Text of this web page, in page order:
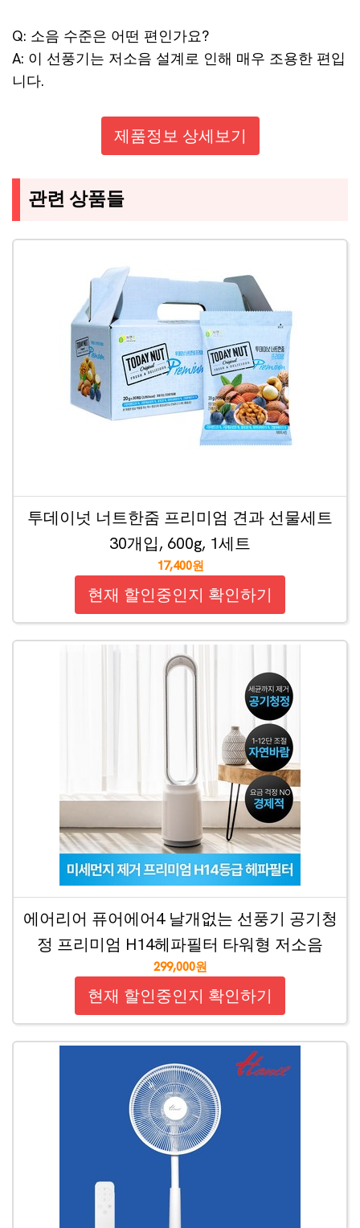
Q: 소음 수준은 어떤 편인가요?
A: 이 선풍기는 저소음 설계로 인해 매우 조용한 편입
니다.
제품정보 상세보기
관련 상품들
투데이넛 너트한줌 프리미엄 견과 선물세트
30개입, 600g, 1세트
17,400원
현재 할인중인지 확인하기
에어리어 퓨어에어4 날개없는 선풍기 공기청
정 프리미엄 H14헤파필터 타워형 저소음
299,000원
현재 할인중인지 확인하기